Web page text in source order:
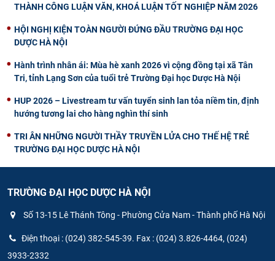
THÀNH CÔNG LUẬN VĂN, KHOÁ LUẬN TỐT NGHIỆP NĂM 2026
HỘI NGHỊ KIỆN TOÀN NGƯỜI ĐỨNG ĐẦU TRƯỜNG ĐẠI HỌC
DƯỢC HÀ NỘI
Hành trình nhân ái: Mùa hè xanh 2026 vì cộng đồng tại xã Tân
Tri, tỉnh Lạng Sơn của tuổi trẻ Trường Đại học Dược Hà Nội
HUP 2026 – Livestream tư vấn tuyển sinh lan tỏa niềm tin, định
hướng tương lai cho hàng nghìn thí sinh
TRI ÂN NHỮNG NGƯỜI THẦY TRUYỀN LỬA CHO THẾ HỆ TRẺ
TRƯỜNG ĐẠI HỌC DƯỢC HÀ NỘI
TRƯỜNG ĐẠI HỌC DƯỢC HÀ NỘI
Số 13-15 Lê Thánh Tông - Phường Cửa Nam - Thành phố Hà Nội
Điện thoại : (024) 382-545-39. Fax : (024) 3.826-4464, (024)
3933-2332